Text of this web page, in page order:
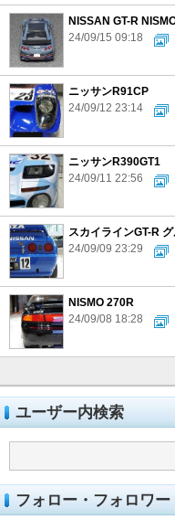
NISSAN GT-R
24/09/15 09:18
ニッサンR91CP
24/09/12 23:14
ニッサンR390GT1
24/09/11 22:56
スカイラインGT-R
24/09/09 23:29
NISMO 270R
24/09/08 18:28
ユーザー内検索
フォロー・フォロワー